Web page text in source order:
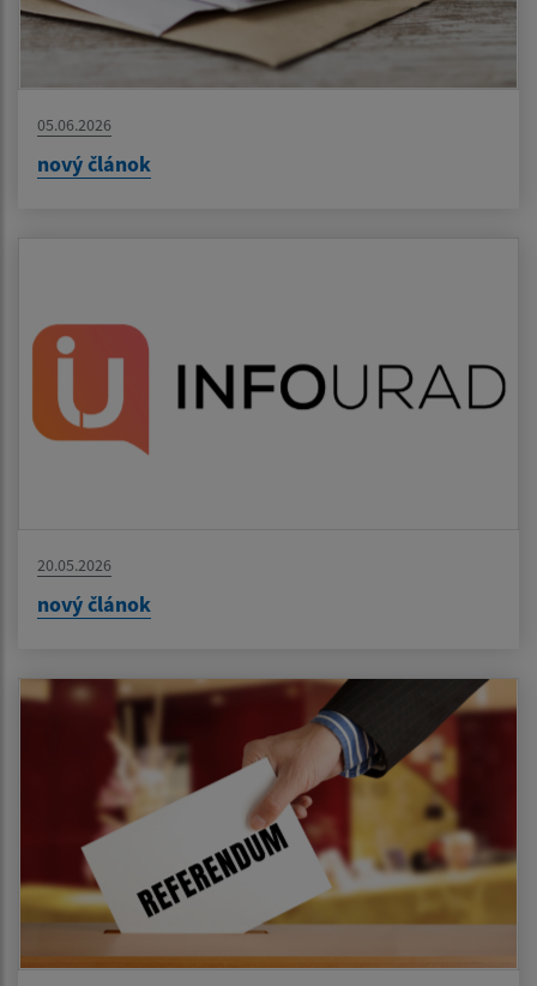
05.06.2026
nový článok
20.05.2026
nový článok